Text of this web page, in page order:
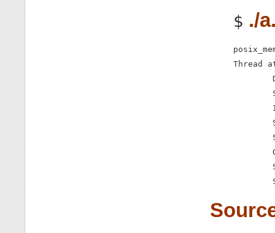
$ ./
Thread